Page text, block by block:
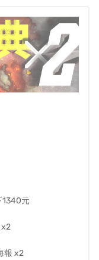
成台灣英雄。但
嚴懲。
種玩法，甚至逆
1340元
x2
報 x2